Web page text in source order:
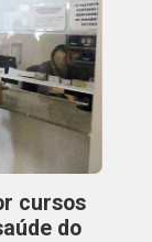
cursos
do